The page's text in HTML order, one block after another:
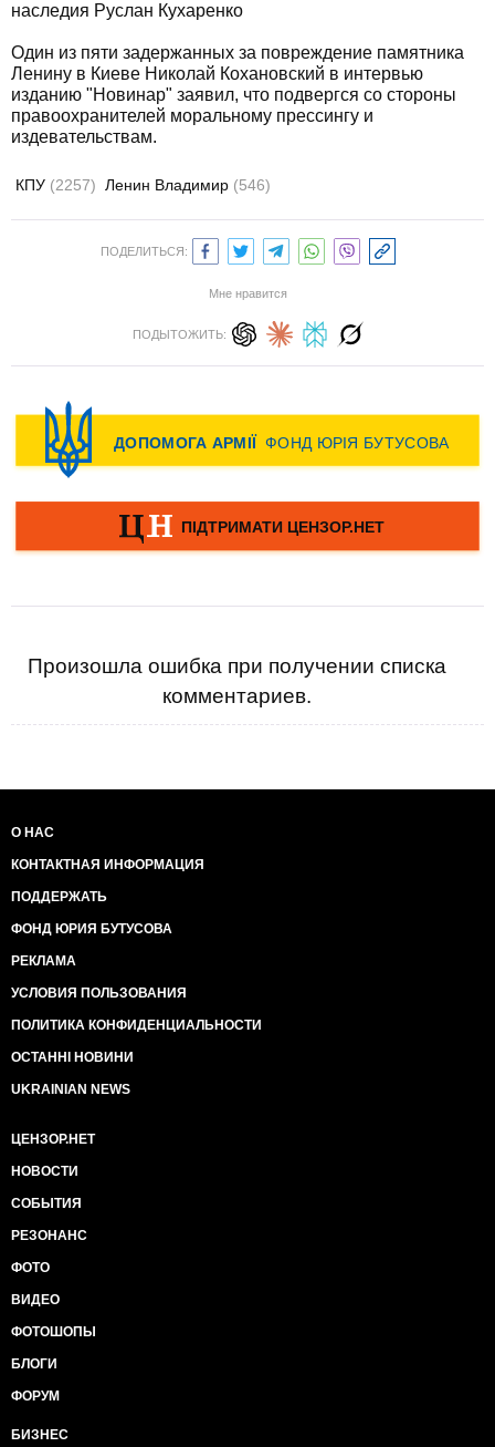
наследия Руслан Кухаренко
Один из пяти задержанных за повреждение памятника
Ленину в Киеве Николай Кохановский в интервью
изданию "Новинар" заявил, что подвергся со стороны
правоохранителей моральному прессингу и
издевательствам.
КПУ (2257) Ленин Владимир (546)
ПОДЕЛИТЬСЯ:
Мне нравится
ПОДЫТОЖИТЬ:
Произошла ошибка при получении списка
комментариев.
О НАС
КОНТАКТНАЯ ИНФОРМАЦИЯ
ПОДДЕРЖАТЬ
ФОНД ЮРИЯ БУТУСОВА
РЕКЛАМА
УСЛОВИЯ ПОЛЬЗОВАНИЯ
ПОЛИТИКА КОНФИДЕНЦИАЛЬНОСТИ
ОСТАННІ НОВИНИ
UKRAINIAN NEWS
ЦЕНЗОР.НЕТ
НОВОСТИ
СОБЫТИЯ
РЕЗОНАНС
ФОТО
ВИДЕО
ФОТОШОПЫ
БЛОГИ
ФОРУМ
БИЗНЕС